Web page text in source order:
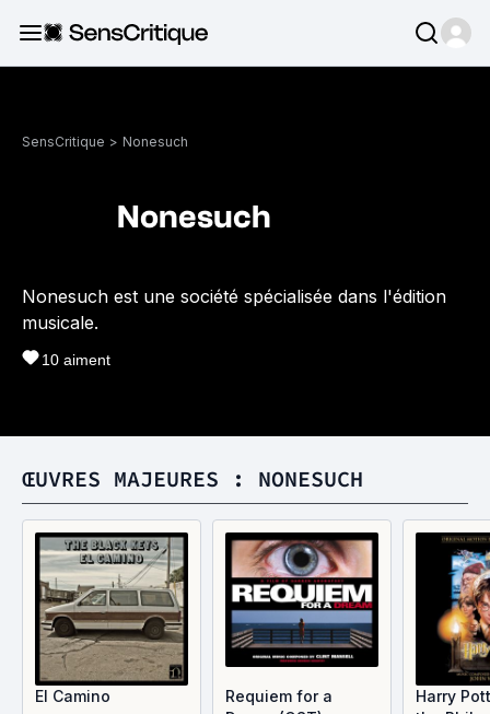
SensCritique > Nonesuch
Nonesuch
Nonesuch est une société spécialisée dans l'édition
musicale.
10 aiment
ŒUVRES MAJEURES : NONESUCH
El Camino
Requiem for a
Harry